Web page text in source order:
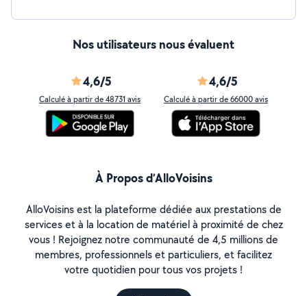
Nos utilisateurs nous évaluent
4,6/5
Calculé à partir de 48731 avis
4,6/5
Calculé à partir de 66000 avis
À Propos d’AlloVoisins
AlloVoisins est la plateforme dédiée aux prestations de
services et à la location de matériel à proximité de chez
vous ! Rejoignez notre communauté de 4,5 millions de
membres, professionnels et particuliers, et facilitez
votre quotidien pour tous vos projets !